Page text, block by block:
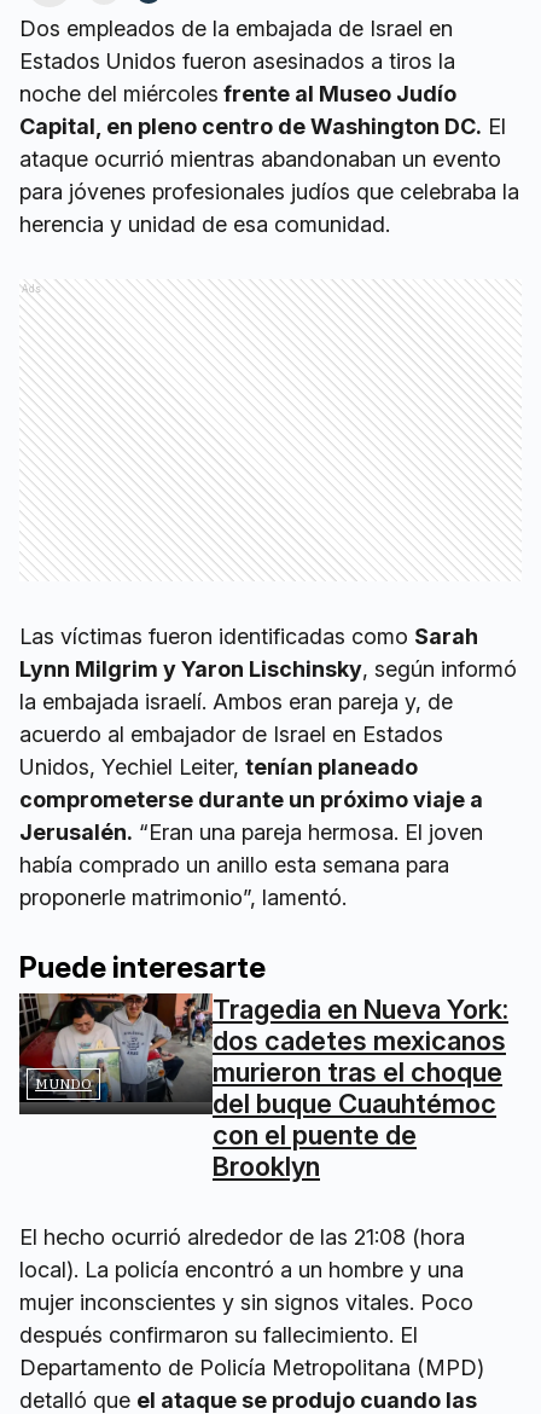
Dos empleados de la embajada de Israel en
Estados Unidos fueron asesinados a tiros la
noche del miércoles frente al Museo Judío
Capital, en pleno centro de Washington DC. El
ataque ocurrió mientras abandonaban un evento
para jóvenes profesionales judíos que celebraba la
herencia y unidad de esa comunidad.
Ads
Las víctimas fueron identificadas como Sarah
Lynn Milgrim y Yaron Lischinsky, según informó
la embajada israelí. Ambos eran pareja y, de
acuerdo al embajador de Israel en Estados
Unidos, Yechiel Leiter, tenían planeado
comprometerse durante un próximo viaje a
Jerusalén. “Eran una pareja hermosa. El joven
había comprado un anillo esta semana para
proponerle matrimonio”, lamentó.
Puede interesarte
MUNDO
Tragedia en Nueva York:
dos cadetes mexicanos
murieron tras el choque
del buque Cuauhtémoc
con el puente de
Brooklyn
El hecho ocurrió alrededor de las 21:08 (hora
local). La policía encontró a un hombre y una
mujer inconscientes y sin signos vitales. Poco
después confirmaron su fallecimiento. El
Departamento de Policía Metropolitana (MPD)
detalló que el ataque se produjo cuando las